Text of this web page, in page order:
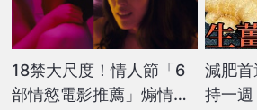
18禁大尺度！情人節「6
部情慾電影推薦」煽情誘
減肥
持一週